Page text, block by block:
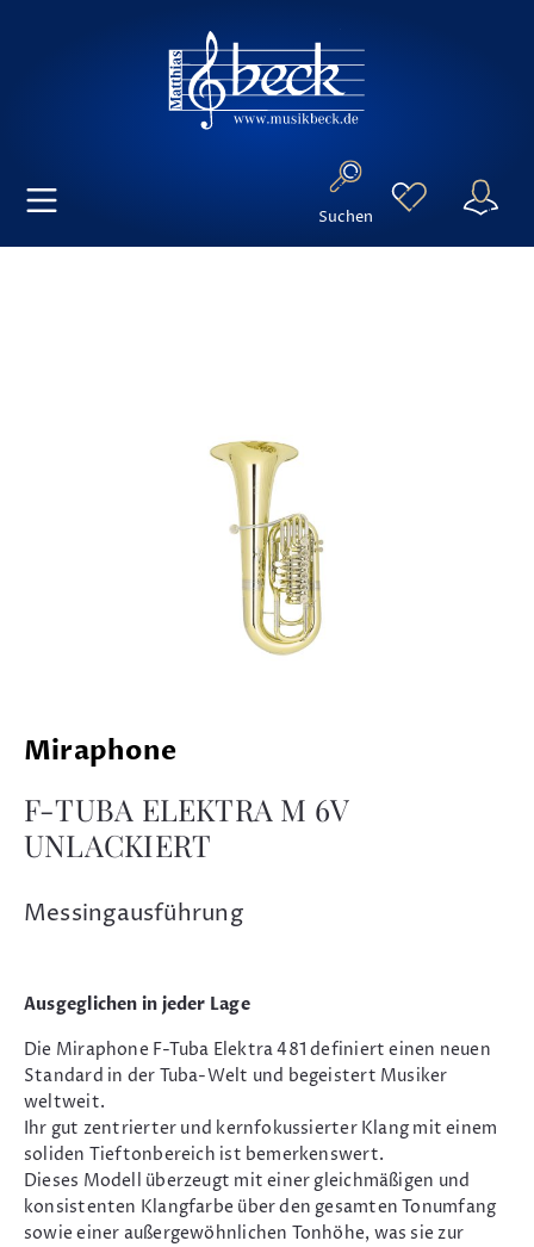
Suchen
Miraphone
F-TUBA ELEKTRA M 6V
UNLACKIERT
Messingausführung
Ausgeglichen in jeder Lage
Die Miraphone F-Tuba Elektra 481 definiert einen neuen
Standard in der Tuba-Welt und begeistert Musiker
weltweit.
Ihr gut zentrierter und kernfokussierter Klang mit einem
soliden Tieftonbereich ist bemerkenswert.
Dieses Modell überzeugt mit einer gleichmäßigen und
konsistenten Klangfarbe über den gesamten Tonumfang
sowie einer außergewöhnlichen Tonhöhe, was sie zur